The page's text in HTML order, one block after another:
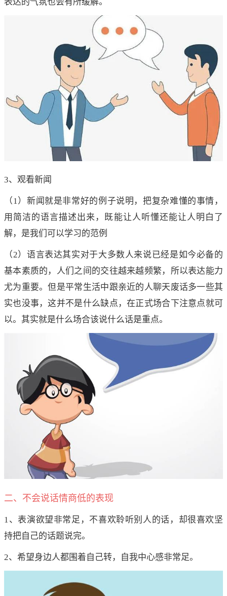
3、观看新闻
（1）新闻就是非常好的例子说明，把复杂难懂的事情，
用简洁的语言描述出来，既能让人听懂还能让人明白了
解，是我们可以学习的范例
（2）语言表达其实对于大多数人来说已经是如今必备的
基本素质的，人们之间的交往越来越频繁，所以表达能力
尤为重要。但是平常生活中跟亲近的人聊天废话多一些其
实也没事，这并不是什么缺点，在正式场合下注意点就可
以。其实就是什么场合该说什么话是重点。
二、不会说话情商低的表现
1、表演欲望非常足，不喜欢聆听别人的话，却很喜欢坚
持把自己的话题说完。
2、希望身边人都围着自己转，自我中心感非常足。